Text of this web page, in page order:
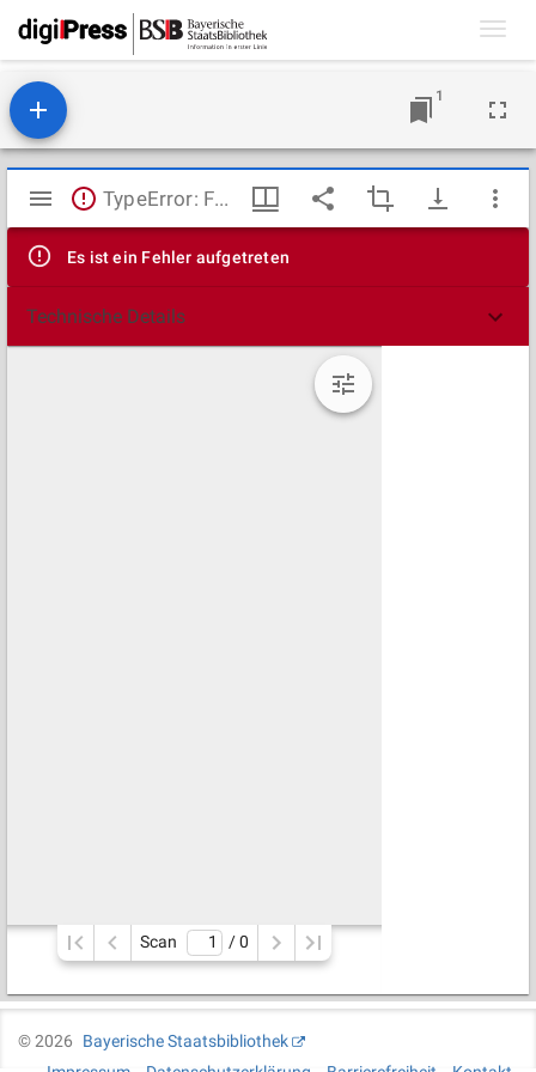
1
Mirador
Viewer
TypeError: Failed to fetch
Es ist ein Fehler aufgetreten
Technische Details
Scan / 0
©2026
Bayerische Staatsbibliothek